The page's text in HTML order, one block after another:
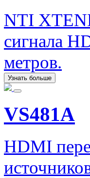
NTI
сигнала
метров.
Узнать больше
VS481A
HDMI